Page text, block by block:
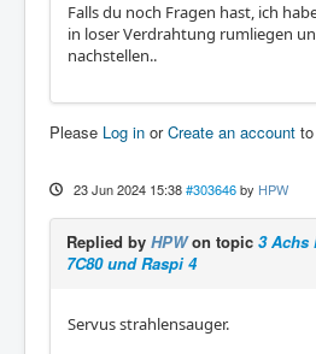
Falls du noch Fragen hast, ich
in loser Verdrahtung rumliegen
nachstellen..
Please Log in orCreate an account
23 Jun 2024 15:38 #303646 by HPW
Replied by HPWon topic 3 Achs
7C80 und Raspi 4
Servus strahlensauger.